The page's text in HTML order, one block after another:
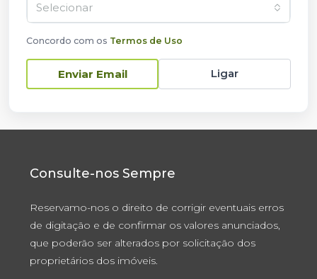
Selecionar
Concordo com os Termos de Uso
Enviar Email Ligar
Consulte-nos Sempre
Reservamo-nos o direito de corrigir eventuais erros
de digitação e de confirmar os valores anunciados,
que poderão ser alterados por solicitação dos
proprietários dos imóveis.